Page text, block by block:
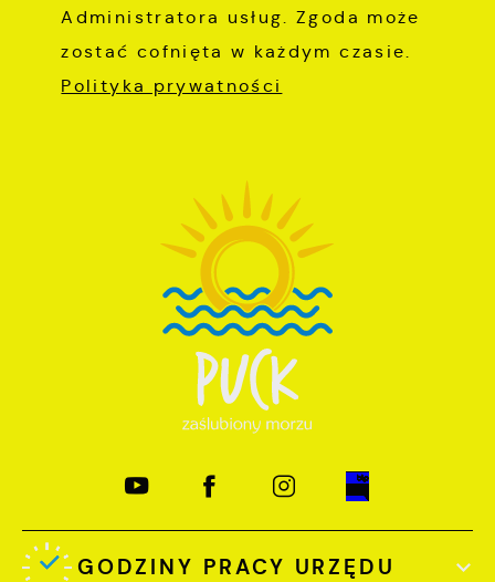
Administratora usług. Zgoda może
zostać cofnięta w każdym czasie.
Polityka prywatności
GODZINY PRACY URZĘDU